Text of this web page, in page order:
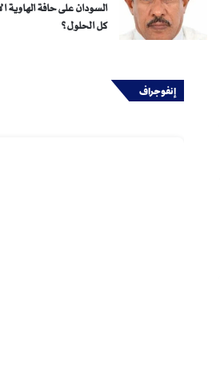
السودان على حافة الهاوية
كل الحلول؟
إنفوجراف